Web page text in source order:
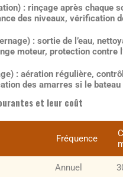
: rinçage après chaque
des niveaux, vérification
: sortie de l’eau,
moteur, protection contre
: aération régulière,
des amarres si le
et leur coût
Fréquence
Annuel